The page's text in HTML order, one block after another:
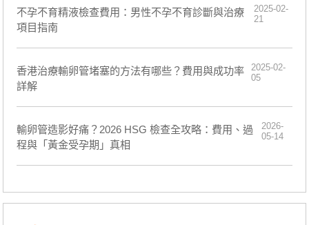
不孕不育精液檢查費用：男性不孕不育診斷與治療
項目指南
2025-02-
21
香港治療輸卵管堵塞的方法有哪些？費用與成功率
詳解
2025-02-
05
輸卵管造影好痛？2026 HSG 檢查全攻略：費用、過
程與「黃金受孕期」真相
2026-
05-14